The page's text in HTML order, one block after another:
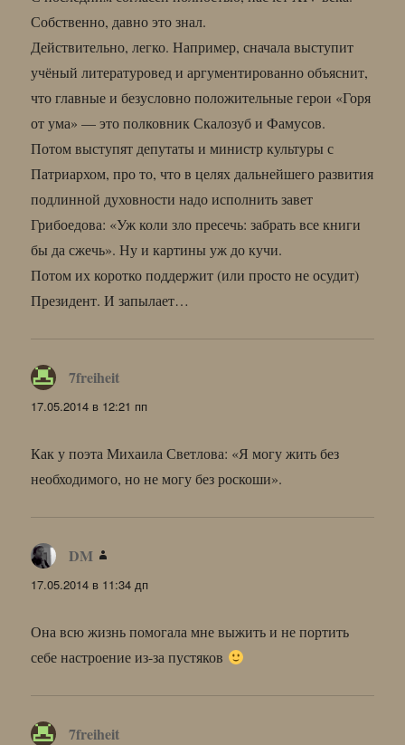
Собственно, давно это знал.
Действительно, легко. Например, сначала выступит
учёный литературовед и аргументированно объяснит,
что главные и безусловно положительные герои «Горя
от ума» — это полковник Скалозуб и Фамусов.
Потом выступят депутаты и министр культуры с
Патриархом, про то, что в целях дальнейшего развития
подлинной духовности надо исполнить завет
Грибоедова: «Уж коли зло пресечь: забрать все книги
бы да сжечь». Ну и картины уж до кучи.
Потом их коротко поддержит (или просто не осудит)
Президент. И запылает…
7freiheit
17.05.2014 в 12:21 пп
Как у поэта Михаила Светлова: «Я могу жить без
необходимого, но не могу без роскоши».
DM
17.05.2014 в 11:34 дп
Она всю жизнь помогала мне выжить и не портить
себе настроение из-за пустяков
7freiheit